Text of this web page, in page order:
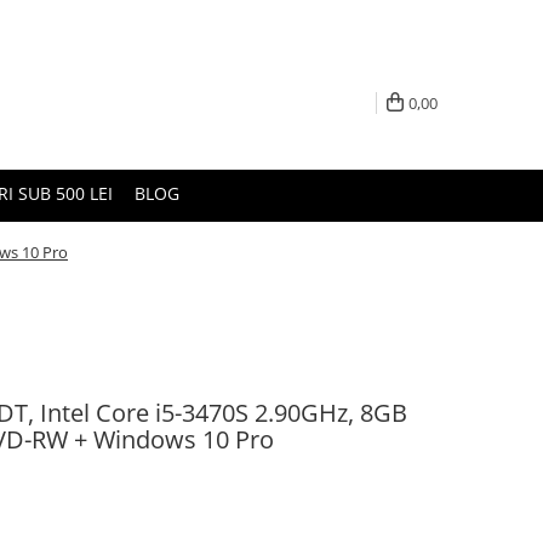
0,00
SUB 500 LEI BLOG
10 Pro
Intel Core i5-3470S 2.90GHz, 8GB
RW + Windows 10 Pro